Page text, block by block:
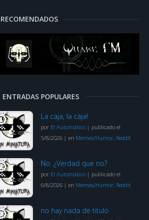
RECOMENDADOS
ENTRADAS POPULARES
La caja, la caja!
por El Automático | publicado el
5/8/2026 | en Memes/Humor, Reddit
No. ¿Verdad que no?
por El Automático | publicado el
6/8/2026 | en Memes/Humor, Reddit
no hay nada de titulo